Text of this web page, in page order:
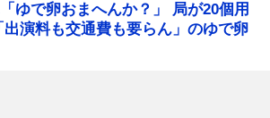
ゆで卵おまへんか？」 局が20個用
演料も交通費も要らん」のゆで卵